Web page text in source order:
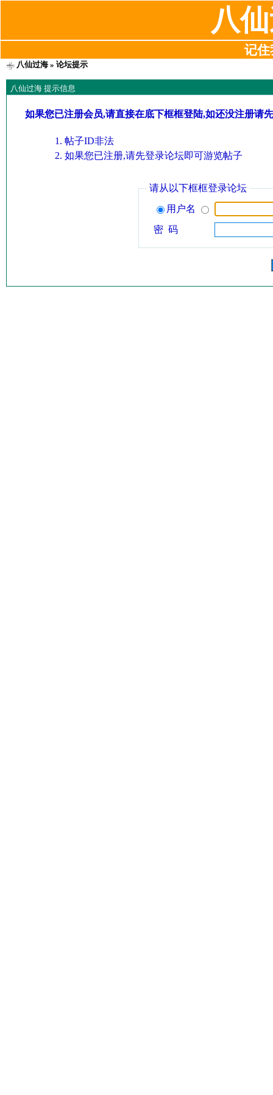
八
记住
八仙过海» 论坛提示
八仙过海 提示信息
如果您已注册会员,请直接在底下框框登陆,如还没注册请
帖子ID非法
如果您已注册,请先登录论坛即可游览帖子
请从以下框框登录论坛
用户名
密 码